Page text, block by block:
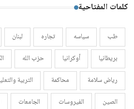
كلمات المفتاحية
طب سياسه تجاره لبنان
بريطانيا
أوكرانيا حزب الله
رياض سلامة
محاكمة التربية
الصين
الفيروسات الجامعات